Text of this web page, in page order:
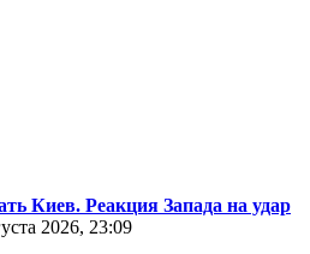
Киев. Реакция Запада на удар
2026, 23:09